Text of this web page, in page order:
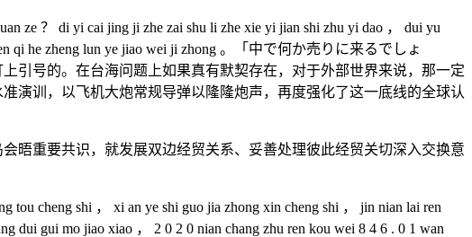
？ di yi cai jing ji zhe zai shu li zhe xie yi jian shi zhu yi dao ， dui yu
qi he zheng lun ye jiao wei ji zhong 。「中で何か売りに来るでしょ
号的。在台海问题上如果真有默契存在，对于外部世界来说，那一定
演训，以飞机大炮常规导弹以隆隆炮声，再度强化了这一底线的全球认
重要共识，就发展双边经贸关系、妥善处理彼此经贸关切深入交换意
cheng shi ， xi an ye shi guo jia zhong xin cheng shi ， jin nian lai ren
dui gui mo jiao xiao ， 2 0 2 0 nian chang zhu ren kou wei 8 4 6 . 0 1 wan